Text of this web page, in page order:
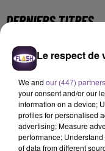
DERNIERS TITRES
17h53
17h53
SHAKIRA FEAT. BURNA
Le respect de
We and our (447) partners
your consent and/or our
information on a device;
profiles for personalised
advertising; Measure
performance;
of data from different